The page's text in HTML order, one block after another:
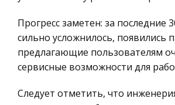
Философия
Программирование, Базы
Правоохранительные органы
Конституционное
гражданском, но и арбитражном,
уголовном, т.е. в любом исковом
определяют юридическую
правовой к
Государство и религия в древней
Прогресс заметен: за последние
сильно усложнилось, появились
предлагающие пользователям
сервисные возможности для
Следует отметить, что